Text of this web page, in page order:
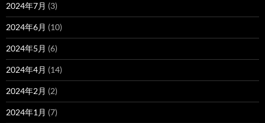
2024年7月 (3)
2024年6月 (10)
2024年5月 (6)
2024年4月 (14)
2024年2月 (2)
2024年1月 (7)